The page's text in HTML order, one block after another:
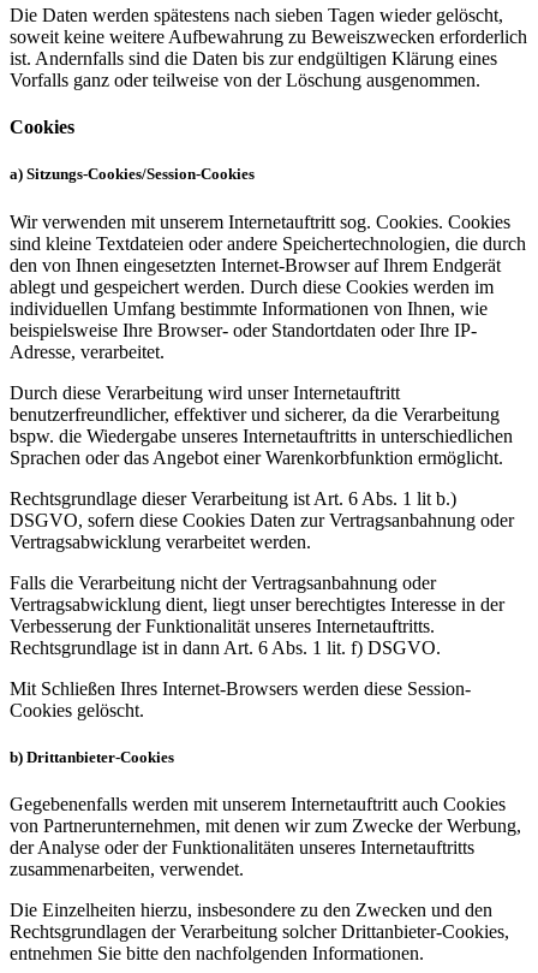
Die Daten werden spätestens nach sieben Tagen wieder gelöscht,
soweit keine weitere Aufbewahrung zu Beweiszwecken erforderlich
ist. Andernfalls sind die Daten bis zur endgültigen Klärung eines
Vorfalls ganz oder teilweise von der Löschung ausgenommen.
Cookies
a) Sitzungs-Cookies/Session-Cookies
Wir verwenden mit unserem Internetauftritt sog. Cookies. Cookies
sind kleine Textdateien oder andere Speichertechnologien, die durch
den von Ihnen eingesetzten Internet-Browser auf Ihrem Endgerät
ablegt und gespeichert werden. Durch diese Cookies werden im
individuellen Umfang bestimmte Informationen von Ihnen, wie
beispielsweise Ihre Browser- oder Standortdaten oder Ihre IP-
Adresse, verarbeitet.
Durch diese Verarbeitung wird unser Internetauftritt
benutzerfreundlicher, effektiver und sicherer, da die Verarbeitung
bspw. die Wiedergabe unseres Internetauftritts in unterschiedlichen
Sprachen oder das Angebot einer Warenkorbfunktion ermöglicht.
Rechtsgrundlage dieser Verarbeitung ist Art. 6 Abs. 1 lit b.)
DSGVO, sofern diese Cookies Daten zur Vertragsanbahnung oder
Vertragsabwicklung verarbeitet werden.
Falls die Verarbeitung nicht der Vertragsanbahnung oder
Vertragsabwicklung dient, liegt unser berechtigtes Interesse in der
Verbesserung der Funktionalität unseres Internetauftritts.
Rechtsgrundlage ist in dann Art. 6 Abs. 1 lit. f) DSGVO.
Mit Schließen Ihres Internet-Browsers werden diese Session-
Cookies gelöscht.
b) Drittanbieter-Cookies
Gegebenenfalls werden mit unserem Internetauftritt auch Cookies
von Partnerunternehmen, mit denen wir zum Zwecke der Werbung,
der Analyse oder der Funktionalitäten unseres Internetauftritts
zusammenarbeiten, verwendet.
Die Einzelheiten hierzu, insbesondere zu den Zwecken und den
Rechtsgrundlagen der Verarbeitung solcher Drittanbieter-Cookies,
entnehmen Sie bitte den nachfolgenden Informationen.